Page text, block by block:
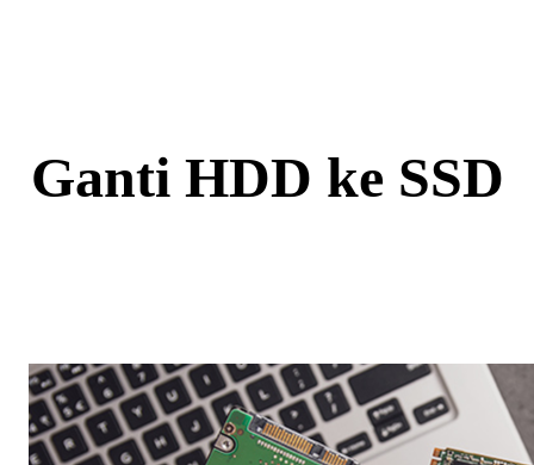
Ganti HDD ke SSD